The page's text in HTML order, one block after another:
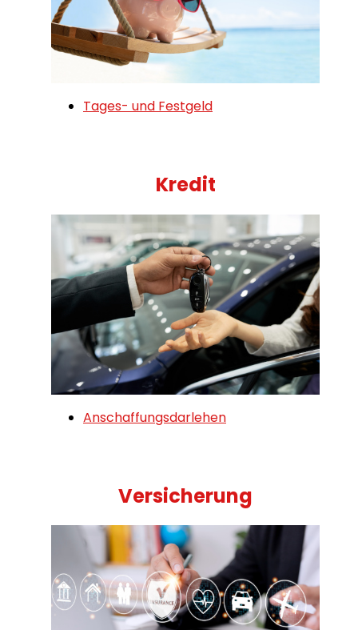
Tages- und Festgeld
Kredit
Anschaffungsdarlehen
Versicherung